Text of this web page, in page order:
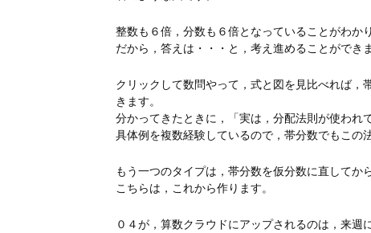
整数も６倍，分数も６倍となっていることがわかり
だから，答えは・・・と，考え進めることができま
クリックして数問やって，式と図を見比べれば，
きます。
分かってきたときに，「実は，分配法則が使われ
具体例を複数経験しているので，帯分数でもこの
もう一つのタイプは，帯分数を仮分数に直してか
こちらは，これから作ります。
０４が，算数クラウドにアップされるのは，来週